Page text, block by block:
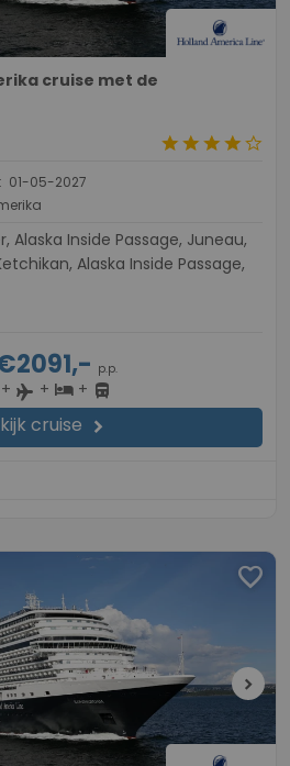
cruise met de
starstarstarstarstar_border
01-05-2027
Alaska Inside Passage,
p.p.
+ flight + hotel+ directions_bus
cruise chevron_right
favorite
chevron_right